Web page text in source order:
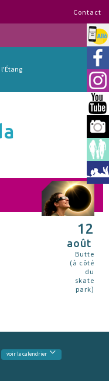
Contact
l'Étang
Allo
12
août
Butte
(à côté
du
skate
park)
voir le calendrier